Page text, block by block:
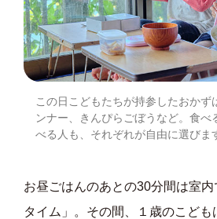
この日こどもたちが持参したおかず
ンナー、きんぴらごぼうなど。食べ
べる人も、それぞれが自由に選びま
お昼ごはんのあとの30分間は室
タイム」。その間、１歳のこども